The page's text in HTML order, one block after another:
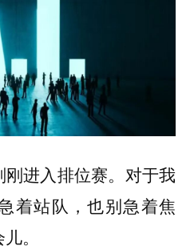
进入排位赛。对于我
着站队，也别急着焦
。